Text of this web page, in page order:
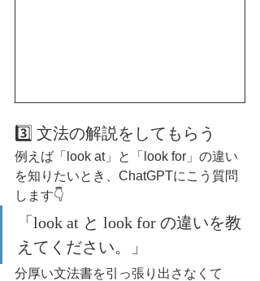
3️⃣ 文法の解説をしてもらう
例えば「look at」と「look for」の違い
を知りたいとき、ChatGPTにこう質問
します👇
「look at と look for の違いを教
えてください。」
分厚い文法書を引っ張り出さなくて